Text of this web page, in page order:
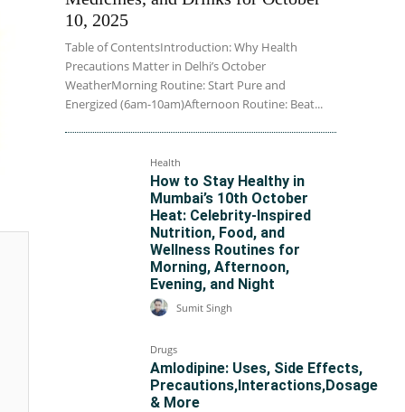
10, 2025
Table of ContentsIntroduction: Why Health
Precautions Matter in Delhi’s October
WeatherMorning Routine: Start Pure and
Energized (6am-10am)Afternoon Routine: Beat...
Health
How to Stay Healthy in
Mumbai’s 10th October
Heat: Celebrity-Inspired
Nutrition, Food, and
Wellness Routines for
Morning, Afternoon,
Evening, and Night
Sumit Singh
Drugs
Amlodipine: Uses, Side Effects,
Precautions,Interactions,Dosage
& More